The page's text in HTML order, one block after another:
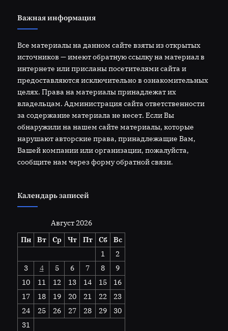
Важная информация
Все материалы на данном сайте взяты из открытых
источников — имеют обратную ссылку на материал в
интернете или присланы посетителями сайта и
предоставляются исключительно в ознакомительных
целях. Права на материалы принадлежат их
владельцам. Администрация сайта ответственности
за содержание материала не несет. Если Вы
обнаружили на нашем сайте материалы, которые
нарушают авторские права, принадлежащие Вам,
Вашей компании или организации, пожалуйста,
сообщите нам через форму обратной связи.
Календарь записей
Август 2026
Пн
Вт Ср Чт Пт Сб
Вс
1
2
3
4 5 6 7 8
9
10
11 12 13 14 15
16
17
18 19 20 21 22
23
24
25 26 27 28 29
30
31